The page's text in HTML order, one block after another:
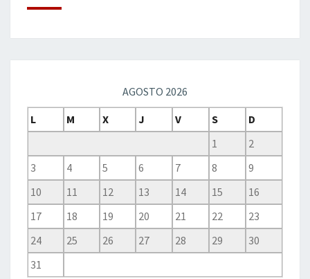
AGOSTO 2026
L
M X J V S
D
1
2
3
4 5 6 7 8
9
10
11 12 13 14 15
16
17
18 19 20 21 22
23
24
25 26 27 28 29
30
31